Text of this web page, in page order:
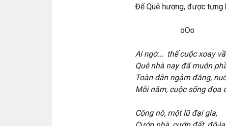
Để Quê hương,
oOo
Ai ngờ... thế cuộc xoay
Quê nhà nay đã muôn
Toàn dân ngậm đắng,
Mỗi năm, cuộc sống đọa
Cộng nô, một lũ đại gia,